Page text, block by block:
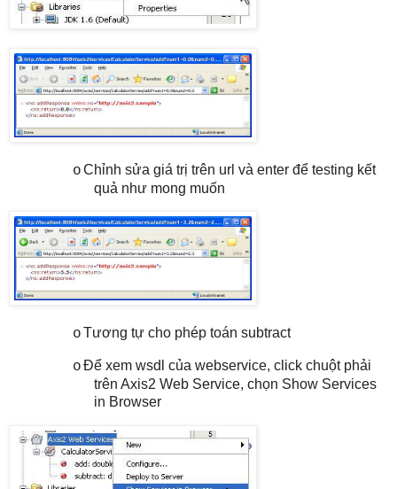
oChỉnh sửa giá trị trên url và enter để testing kết
quả như mong muốn
oTương tự cho phép toán subtract
oĐể xem wsdl của webservice, click chuột phải
trên Axis2 Web Service, chọn Show Services
in Browser